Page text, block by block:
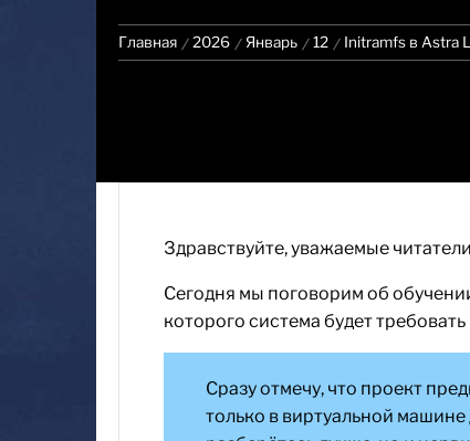
Главная 2026 Январь 12 Initramfs в Astra
Здравствуйте, уважаемые
Сегодня мы поговорим об
которого система будет требовать
Сразу отмечу, что проект
только в виртуальной